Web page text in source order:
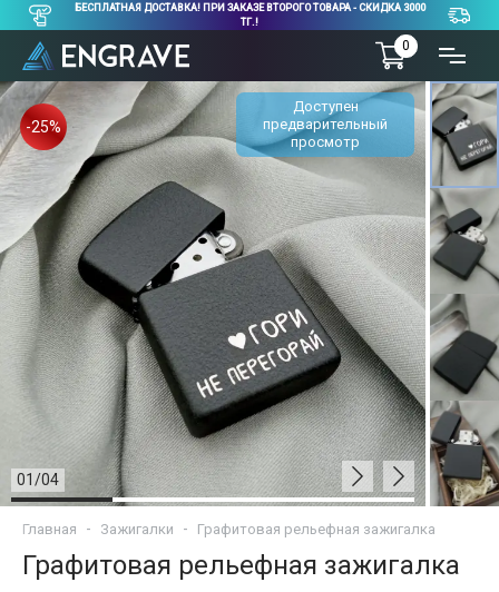
БЕСПЛАТНАЯ ДОСТАВКА! ПРИ ЗАКАЗЕ ВТОРОГО ТОВАРА - СКИДКА 3000
ТГ.!
0
Доступен
предварительный
просмотр
-25%
01/04
Главная Зажигалки Графитовая рельефная зажигалка
Графитовая рельефная зажигалка